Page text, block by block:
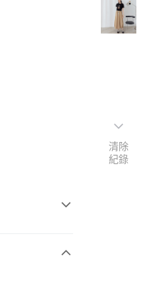
清除
紀錄